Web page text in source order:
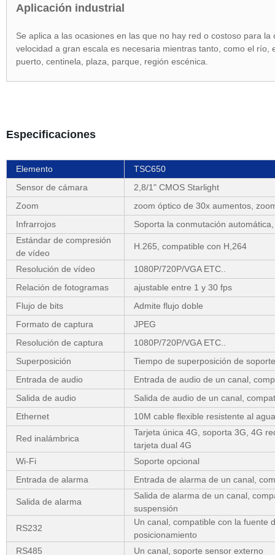
Aplicación industrial
Se aplica a las ocasiones en las que no hay red o costoso para
velocidad a gran escala es necesaria mientras tanto, como el
puerto, centinela, plaza, parque, región escénica.
Especificaciones
Elemento
TSC650
Sensor de cámara
2,8/1" CMOS Starlight
Zoom
zoom óptico de 30x aumentos,
Infrarrojos
Soporta la conmutación
Estándar de compresión
de vídeo
H.265, compatible con H,264
Resolución de vídeo
1080P/720P/VGA ETC..
Relación de fotogramas
ajustable entre 1 y 30 fps
Flujo de bits
Admite flujo doble
Formato de captura
JPEG
Resolución de captura
1080P/720P/VGA ETC..
Superposición
Tiempo de superposición de
Entrada de audio
Entrada de audio de un canal,
Salida de audio
Salida de audio de un canal,
Ethernet
10M cable flexible resistente al
Red inalámbrica
Tarjeta única 4G, soporta 3G, 4G
tarjeta dual 4G
Wi-Fi
Soporte opcional
Entrada de alarma
Entrada de alarma de un canal,
Salida de alarma
Salida de alarma de un canal,
suspensión
RS232
Un canal, compatible con la fuente
posicionamiento
RS485
Un canal, soporte sensor externo